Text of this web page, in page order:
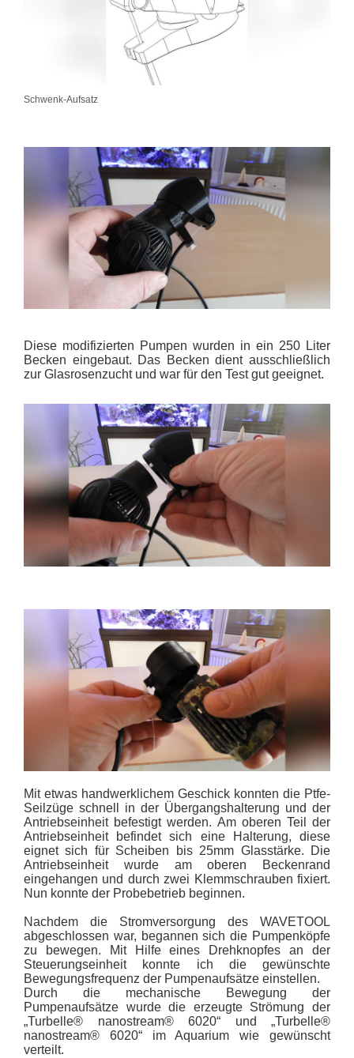
Schwenk-Aufsatz
Diese modifizierten Pumpen wurden in ein 250 Liter
Becken eingebaut. Das Becken dient ausschließlich
zur Glasrosenzucht und war für den Test gut geeignet.
Mit etwas handwerklichem Geschick konnten die Ptfe-
Seilzüge schnell in der Übergangshalterung und der
Antriebseinheit befestigt werden. Am oberen Teil der
Antriebseinheit befindet sich eine Halterung, diese
eignet sich für Scheiben bis 25mm Glasstärke. Die
Antriebseinheit wurde am oberen Beckenrand
eingehangen und durch zwei Klemmschrauben fixiert.
Nun konnte der Probebetrieb beginnen.
Nachdem die Stromversorgung des WAVETOOL
abgeschlossen war, begannen sich die Pumpenköpfe
zu bewegen. Mit Hilfe eines Drehknopfes an der
Steuerungseinheit konnte ich die gewünschte
Bewegungsfrequenz der Pumpenaufsätze einstellen.
Durch die mechanische Bewegung der
Pumpenaufsätze wurde die erzeugte Strömung der
„Turbelle® nanostream® 6020“ und „Turbelle®
nanostream® 6020“ im Aquarium wie gewünscht
verteilt.